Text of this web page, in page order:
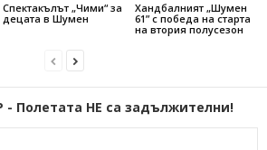
Спектакълът „Чими“ за
децата в Шумен
Хандбалният „Шумен
61” с победа на старта
на втория полусезон
Полетата НЕ са задължителни!